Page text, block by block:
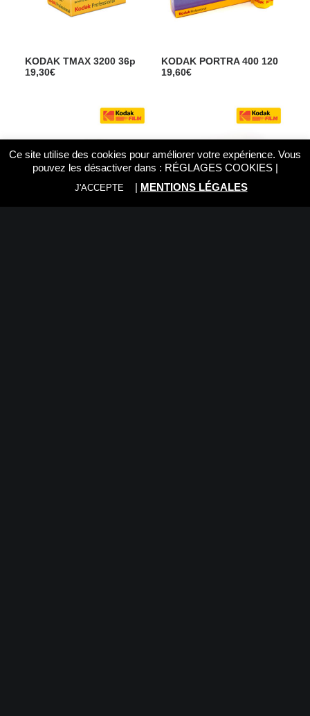
KODAK TMAX 3200 36p
19,30€
KODAK PORTRA 400 120
19,60€
Ce site utilise des cookies pour améliorer votre expérience. Vous
pouvez les désactiver dans : RÉGLAGES COOKIES|
J'ACCEPTE | MENTIONS LÉGALES